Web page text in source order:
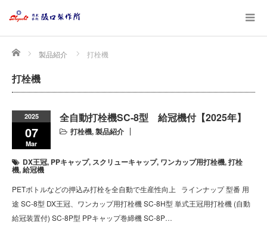
Home 製品紹介 打栓機
打栓機
2025
07
Mar
全自動打栓機SC-8型 給冠機付【2025年】
打栓機,製品紹介
DX王冠, PPキャップ, スクリューキャップ, ワンカップ用打栓機,打栓
機,給冠機
PETボトルなどの押込み打栓を全自動で生産性向上 ラインナップ 型番 用
途 SC-8型 DX王冠、ワンカップ用打栓機 SC-8H型 単式王冠用打栓機 (自動
給冠装置付) SC-8P型 PPキャップ巻締機 SC-8P…